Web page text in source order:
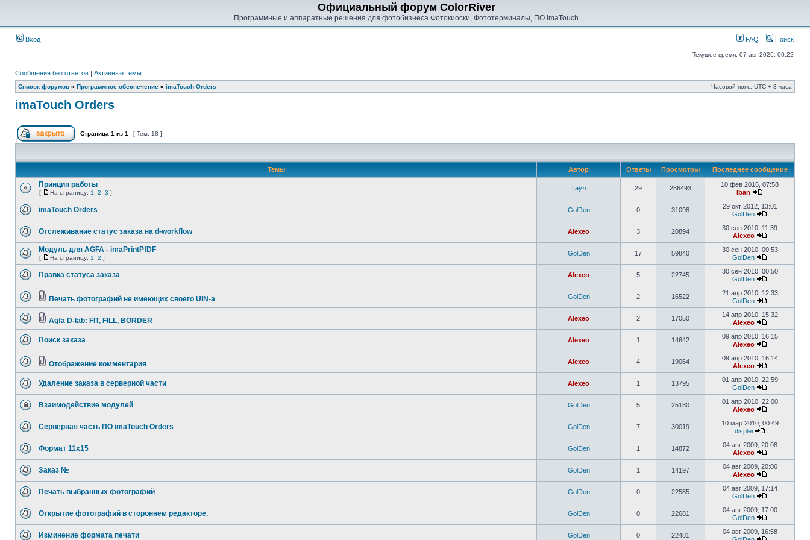
Официальный форум ColorRiver
Программные и аппаратные решения для фотобизнеса Фотокиоски, Фототерминалы, ПО imaTouch
Вход FAQ Поиск
Текущее время: 07 авг 2026, 00:22
Сообщения без ответов | Активные темы
Список форумов » Программное обеспечение » imaTouch Orders Часовой пояс: UTC + 3 часа
imaTouch Orders
Страница 1 из 1 [ Тем: 18 ]
Темы Автор Ответы Просмотры Последнее сообщение
Принцип работы
[ На страницу: 1 2 3 ]
Гаул 29 286493
10 фев 2016, 07:58
Iban
imaTouch Orders GolDen 0 31098
29 окт 2012, 13:01
GolDen
Отслеживание статус заказа на d-workflow Alexeo 3 20894
30 сен 2010, 11:39
Alexeo
Модуль для AGFA - imaPrintPfDF
[ На страницу: 1 2 ]
GolDen 17 59840
30 сен 2010, 00:53
GolDen
Правка статуса заказа Alexeo 5 22745
30 сен 2010, 00:50
GolDen
Печать фотографий не имеющих своего UIN-а GolDen 2 16522
21 апр 2010, 12:33
GolDen
Agfa D-lab: FIT, FILL, BORDER Alexeo 2 17050
14 апр 2010, 15:32
Alexeo
Поиск заказа Alexeo 1 14642
09 апр 2010, 16:15
Alexeo
Отображение комментария Alexeo 4 19064
09 апр 2010, 16:14
Alexeo
Удаление заказа в серверной части Alexeo 1 13795
01 апр 2010, 22:59
GolDen
Взаимодействие модулей GolDen 5 25180
01 апр 2010, 22:00
Alexeo
Серверная часть ПО imaTouch Orders GolDen 7 30019
10 мар 2010, 00:49
displei
Формат 11х15 GolDen 1 14872
04 авг 2009, 20:08
Alexeo
Заказ № GolDen 1 14197
04 авг 2009, 20:06
Alexeo
Печать выбранных фотографий GolDen 0 22585
04 авг 2009, 17:14
GolDen
Открытие фотографий в стороннем редакторе. GolDen 0 22681
04 авг 2009, 17:00
GolDen
Изминение формата печати GolDen 0 22481
04 авг 2009, 16:58